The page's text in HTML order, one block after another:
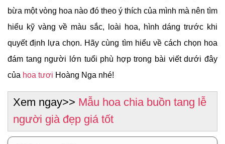
bừa một vòng hoa nào đó theo ý thích của mình mà nên tìm
hiểu kỹ vàng về màu sắc, loài hoa, hình dáng trước khi
quyết định lựa chọn. Hãy cùng tìm hiểu về cách chọn hoa
đám tang người lớn tuổi phù hợp trong bài viết dưới đây
của hoa tươi Hoàng Nga nhé!
Xem ngay>> Mẫu hoa chia buồn tang lễ
người già đẹp giá tốt